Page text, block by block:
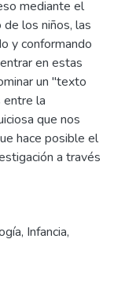
mediante el
los niños, las
y conformando
en estas
un "texto
entre la
que nos
hace posible el
a través
, Infancia,